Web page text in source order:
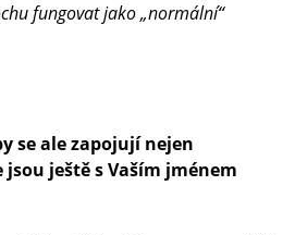
fungovat jako „normální“
se ale zapojují nejen
jsou ještě s Vaším jménem